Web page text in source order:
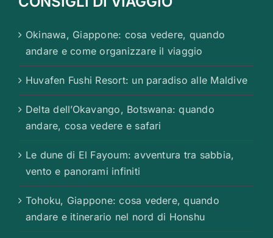
Okinawa, Giappone: cosa vedere, quando
andare e come organizzare il viaggio
Huvafen Fushi Resort: un paradiso alle Maldive
Delta dell’Okavango, Botswana: quando
andare, cosa vedere e safari
Le dune di El Fayoum: avventura tra sabbia,
vento e panorami infiniti
Tohoku, Giappone: cosa vedere, quando
andare e itinerario nel nord di Honshu